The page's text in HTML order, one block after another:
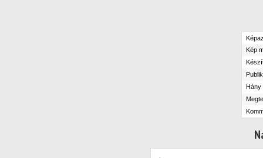
Kép
Hány